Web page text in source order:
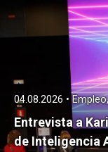
Entrevista a
de Inteligencia
04.08.2026 •